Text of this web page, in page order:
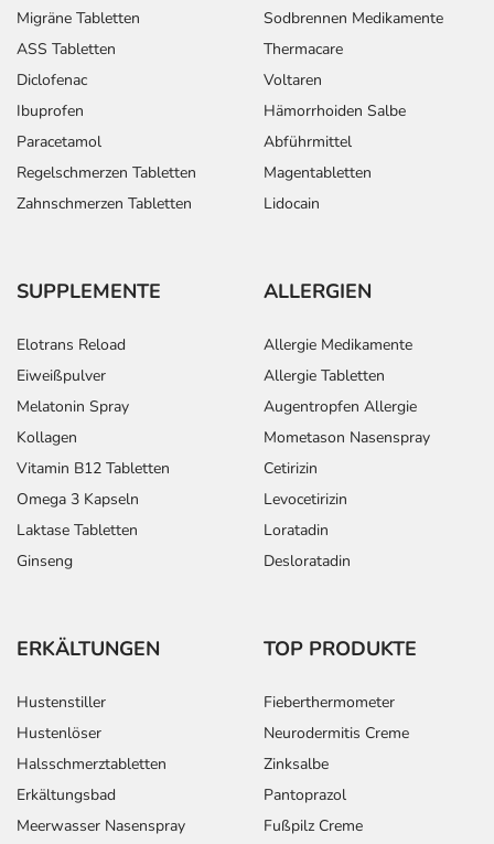
Migräne Tabletten
ASS Tabletten
Diclofenac
Ibuprofen
Paracetamol
Regelschmerzen Tabletten
Zahnschmerzen Tabletten
Sodbrennen Medikamente
Thermacare
Voltaren
Hämorrhoiden Salbe
Abführmittel
Magentabletten
Lidocain
SUPPLEMENTE
Elotrans Reload
Eiweißpulver
Melatonin Spray
Kollagen
Vitamin B12 Tabletten
Omega 3 Kapseln
Laktase Tabletten
Ginseng
ALLERGIEN
Allergie Medikamente
Allergie Tabletten
Augentropfen Allergie
Mometason Nasenspray
Cetirizin
Levocetirizin
Loratadin
Desloratadin
ERKÄLTUNGEN
Hustenstiller
Hustenlöser
Halsschmerztabletten
Erkältungsbad
Meerwasser Nasenspray
TOP PRODUKTE
Fieberthermometer
Neurodermitis Creme
Zinksalbe
Pantoprazol
Fußpilz Creme